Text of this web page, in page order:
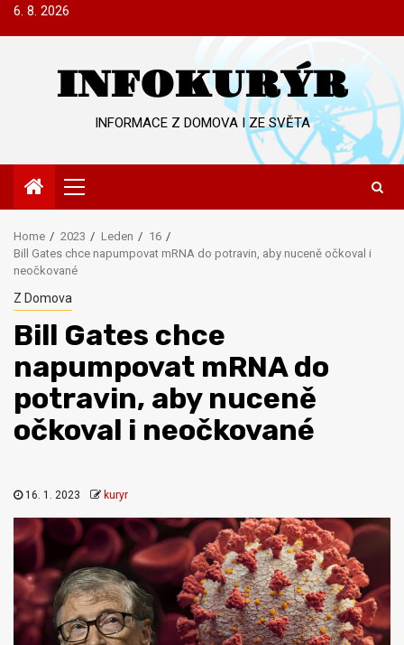
Skip6. 8. 2026
INFOKURÝR
INFORMACE Z DOMOVA I ZE SVĚTA
Primary
Menu
Home 2023 Leden
16
Bill Gates chce napumpovat mRNA do potravin, aby nuceně očkoval i
neočkované
Z Domova
Bill Gates chce
napumpovat mRNA do
potravin, aby nuceně
očkoval i neočkované
16. 1. 2023 kuryr